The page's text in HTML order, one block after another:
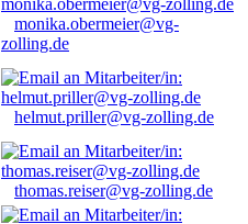
monika.obermeier@vg-
zolling.de
helmut.priller@vg-zolling.de
thomas.reiser@vg-zolling.de